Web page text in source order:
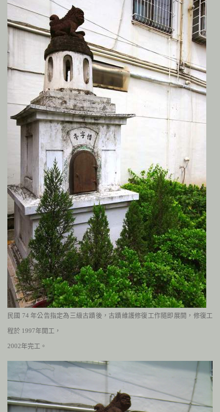
民國 74年公告指定為三級古蹟後，古蹟維護修復工作隨即展開， 修復工
程於 1997年開工，
2002年完工。